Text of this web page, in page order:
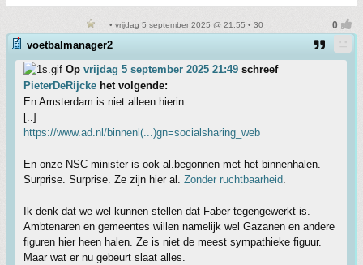
• vrijdag 5 september 2025 @ 21:55 • 30
voetbalmanager2
Op vrijdag 5 september 2025 21:49 schreef
PieterDeRijcke het volgende:
En Amsterdam is niet alleen hierin.
[..]
https://www.ad.nl/binnenl(...)gn=socialsharing_web
En onze NSC minister is ook al.begonnen met het binnenhalen.
Surprise. Surprise. Ze zijn hier al. Zonder ruchtbaarheid.
Ik denk dat we wel kunnen stellen dat Faber tegengewerkt is.
Ambtenaren en gemeentes willen namelijk wel Gazanen en andere
figuren hier heen halen. Ze is niet de meest sympathieke figuur.
Maar wat er nu gebeurt slaat alles.